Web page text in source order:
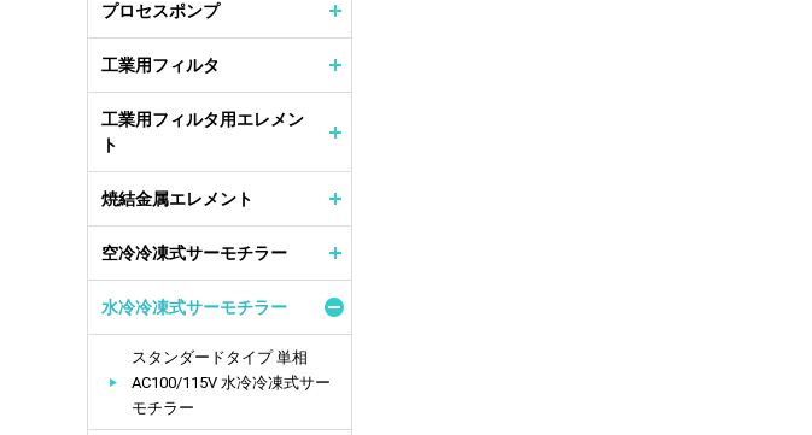
プロセスポンプ
工業用フィルタ
工業用フィルタ用エレメン
ト
焼結金属エレメント
空冷冷凍式サーモチラー
水冷冷凍式サーモチラー
スタンダードタイプ 単相
AC100/115V 水冷冷凍式サー
モチラー